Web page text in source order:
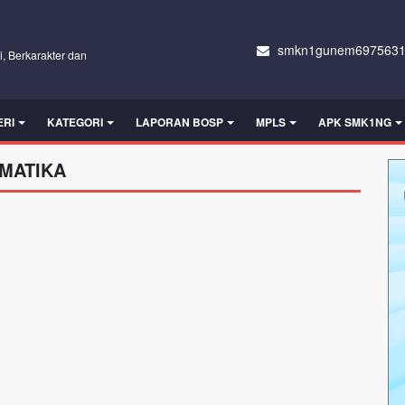
Berkarakter dan
KATEGORI LAPORAN BOSP MPLS APK SMK1NG